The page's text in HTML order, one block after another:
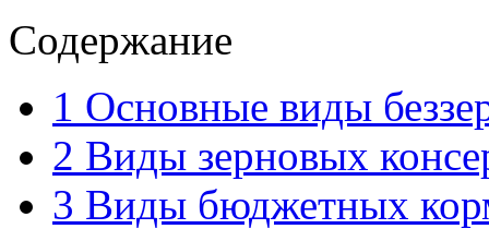
Содержание
1 Основные виды
2 Виды зерновых
3 Виды бюджетных